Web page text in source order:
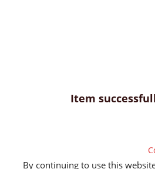
Item
By continuing to use this